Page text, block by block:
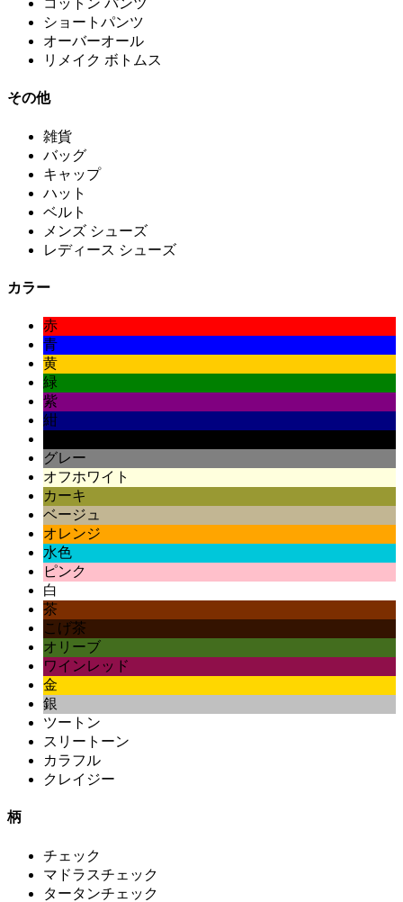
コットン パンツ
ショートパンツ
オーバーオール
リメイク ボトムス
その他
雑貨
バッグ
キャップ
ハット
ベルト
メンズ シューズ
レディース シューズ
カラー
赤
青
黄
緑
紫
紺
グレー
オフホワイト
カーキ
ベージュ
オレンジ
水色
ピンク
白
茶
こげ茶
オリーブ
ワインレッド
金
銀
ツートン
スリートーン
カラフル
クレイジー
柄
チェック
マドラスチェック
タータンチェック